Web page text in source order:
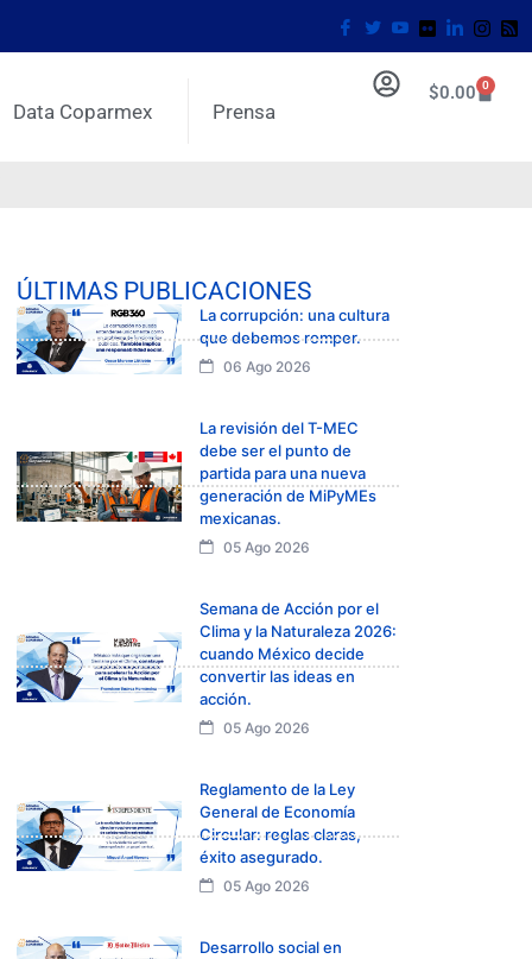
Data Coparmex Prensa
$0.00 0
ÚLTIMAS PUBLICACIONES
La corrupción: una cultura
que debemos romper.
06 Ago 2026
La revisión del T-MEC
debe ser el punto de
partida para una nueva
generación de MiPyMEs
mexicanas.
05 Ago 2026
Semana de Acción por el
Clima y la Naturaleza 2026:
cuando México decide
convertir las ideas en
acción.
05 Ago 2026
Reglamento de la Ley
General de Economía
Circular: reglas claras,
éxito asegurado.
05 Ago 2026
Desarrollo social en